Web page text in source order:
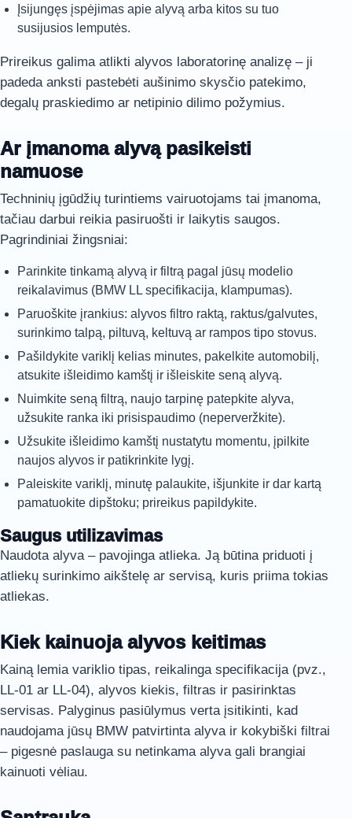
Įsijungęs įspėjimas apie alyvą arba kitos su tuo
susijusios lemputės.
Prireikus galima atlikti alyvos laboratorinę analizę – ji
padeda anksti pastebėti aušinimo skysčio patekimo,
degalų praskiedimo ar netipinio dilimo požymius.
Ar įmanoma alyvą pasikeisti
namuose
Techninių įgūdžių turintiems vairuotojams tai įmanoma,
tačiau darbui reikia pasiruošti ir laikytis saugos.
Pagrindiniai žingsniai:
Parinkite tinkamą alyvą ir filtrą pagal jūsų modelio
reikalavimus (BMW LL specifikacija, klampumas).
Paruoškite įrankius: alyvos filtro raktą, raktus/galvutes,
surinkimo talpą, piltuvą, keltuvą ar rampos tipo stovus.
Pašildykite variklį kelias minutes, pakelkite automobilį,
atsukite išleidimo kamštį ir išleiskite seną alyvą.
Nuimkite seną filtrą, naujo tarpinę patepkite alyva,
užsukite ranka iki prisispaudimo (neperveržkite).
Užsukite išleidimo kamštį nustatytu momentu, įpilkite
naujos alyvos ir patikrinkite lygį.
Paleiskite variklį, minutę palaukite, išjunkite ir dar kartą
pamatuokite dipštoku; prireikus papildykite.
Saugus utilizavimas
Naudota alyva – pavojinga atlieka. Ją būtina priduoti į
atliekų surinkimo aikštelę ar servisą, kuris priima tokias
atliekas.
Kiek kainuoja alyvos keitimas
Kainą lemia variklio tipas, reikalinga specifikacija (pvz.,
LL-01 ar LL-04), alyvos kiekis, filtras ir pasirinktas
servisas. Palyginus pasiūlymus verta įsitikinti, kad
naudojama jūsų BMW patvirtinta alyva ir kokybiški filtrai
– pigesnė paslauga su netinkama alyva gali brangiai
kainuoti vėliau.